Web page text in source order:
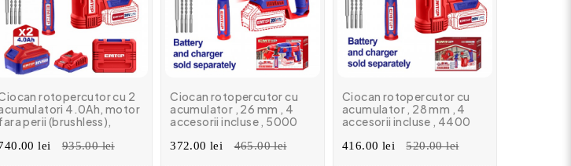
rotopercutor cu 2
4.0Ah, motor
perii (brushless),
- Profesional
lei 935.00 lei
Ciocan rotopercutor cu
acumulator , 26 mm , 4
accesorii incluse , 5000
372.00 lei 465.00 lei
Ciocan rotopercutor cu
acumulator , 28 mm , 4
accesorii incluse , 4400
4.5 J
416.00 lei 520.00 lei